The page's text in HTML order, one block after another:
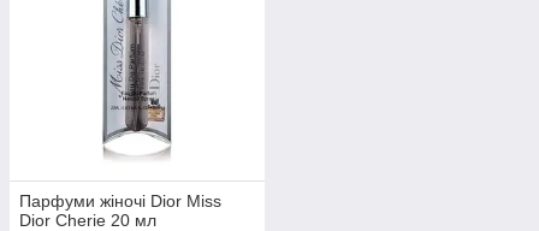
Парфуми жіночі Dior Miss
Dior Cherie 20 мл